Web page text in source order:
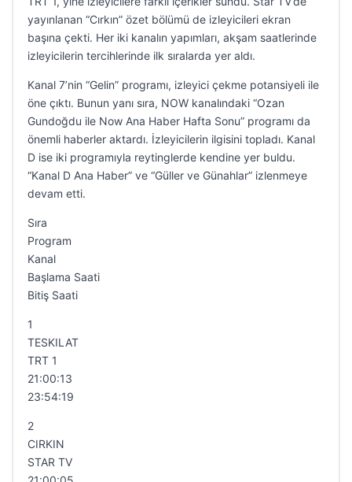
yayınlanan “Cırkın” özet bölümü de izleyicileri ekran
başına çekti. Her iki kanalın yapımları, akşam saatlerinde
izleyicilerin tercihlerinde ilk sıralarda yer aldı.
Kanal 7’nin “Gelin” programı, izleyici çekme potansiyeli ile
öne çıktı. Bunun yanı sıra, NOW kanalındaki “Ozan
Gundoğdu ile Now Ana Haber Hafta Sonu” programı da
önemli haberler aktardı. İzleyicilerin ilgisini topladı. Kanal
D ise iki programıyla reytinglerde kendine yer buldu.
“Kanal D Ana Haber” ve “Güller ve Günahlar” izlenmeye
devam etti.
Sıra
Program
Kanal
Başlama Saati
Bitiş Saati
1
TESKILAT
TRT 1
21:00:13
23:54:19
2
CIRKIN
STAR TV